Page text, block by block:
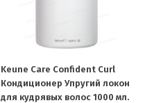
Keune Care Confident Curl
Кондиционер Упругий локон
для кудрявых волос 1000 мл.